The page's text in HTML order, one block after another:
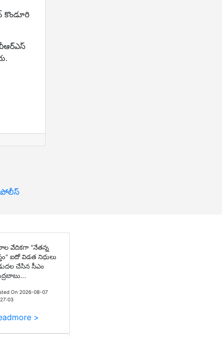
కొండూరి
పోలీస్
వేదికగా "నేతన్న
ఐదో విడత నిధులు
చేసిన సీఎం
On 2026-08-07
>